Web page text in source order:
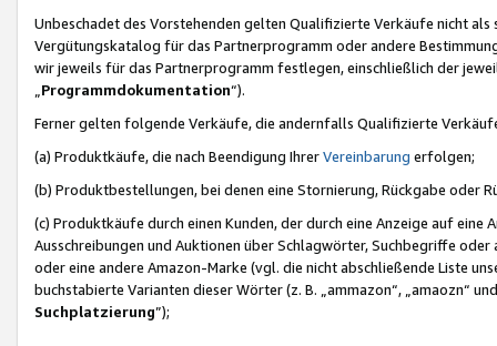
Unbeschadet des Vorstehenden gelten Qualifizierte Verkäufe nicht
Vergütungskatalog für das Partnerprogramm oder andere
wir jeweils für das Partnerprogramm festlegen, einschließlich der
Programmdokumentation“).
Ferner gelten folgende Verkäufe, die andernfalls Qualifizierte
(a) Produktkäufe, die nach Beendigung IhrerVereinbarung erfolgen;
(b) Produktbestellungen, bei denen eine Stornierung, Rückgabe oder
(c) Produktkäufe durch einen Kunden, der durch eine Anzeige auf
Ausschreibungen und Auktionen über Schlagwörter, Suchbegriffe
oder eine andere Amazon-Marke (vgl. die nicht abschließende Liste
buchstabierte Varianten dieser Wörter (z. B. „ammazon“, „amaozn“
Suchplatzierung”);